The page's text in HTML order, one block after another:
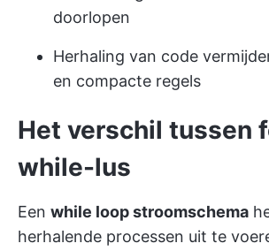
doorlopen
Herhaling van code
en compacte regels
Het verschil tussen
while-lus
Een while loop stroomschema
herhalende processen uit te